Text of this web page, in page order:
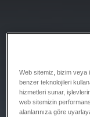
Web sitemiz, bizim veya
benzer teknolojileri
hizmetleri sunar,
web sitemizin
alanlarınıza göre